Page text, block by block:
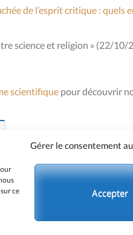
Gérer le consentement
ce
Accepter
de l’esprit critique : quels
science et religion » (22/10/
scientifique pour découvrir